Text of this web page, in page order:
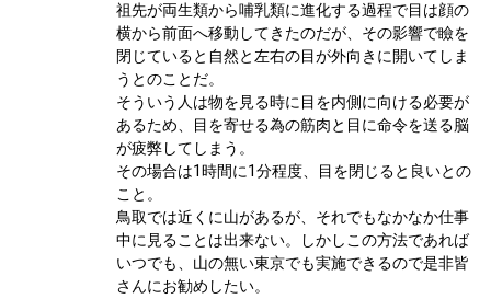
祖先が両生類から哺乳類に進化する過程で目は顔の
横から前面へ移動してきたのだが、その影響で瞼を
閉じていると自然と左右の目が外向きに開いてしま
うとのことだ。
そういう人は物を見る時に目を内側に向ける必要が
あるため、目を寄せる為の筋肉と目に命令を送る脳
が疲弊してしまう。
その場合は1時間に1分程度、目を閉じると良いとの
こと。
鳥取では近くに山があるが、それでもなかなか仕事
中に見ることは出来ない。しかしこの方法であれば
いつでも、山の無い東京でも実施できるので是非皆
さんにお勧めしたい。